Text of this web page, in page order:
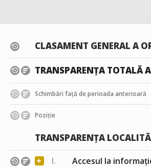
CLASAMENT GENERAL A
TRANSPARENȚA TOTALĂ
Schimbări față de perioada anterioară
Poziție
TRANSPARENȚA
+
I. Accesul la